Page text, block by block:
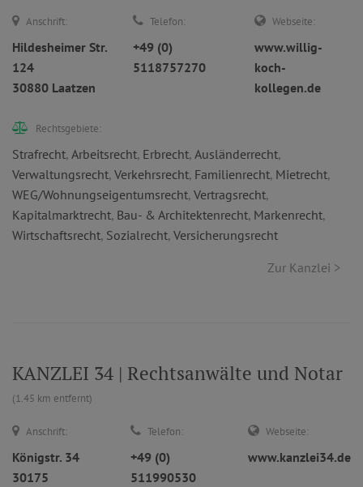
Anschrift:
Hildesheimer Str.
124
30880 Laatzen
Telefon:
+49 (0)
5118757270
Webseite:
www.willig-
koch-
kollegen.de
Rechtsgebiete:
Strafrecht, Arbeitsrecht, Erbrecht, Ausländerrecht,
Verwaltungsrecht, Verkehrsrecht, Familienrecht, Mietrecht,
WEG/Wohnungseigentumsrecht, Vertragsrecht,
Kapitalmarktrecht, Bau- & Architektenrecht, Markenrecht,
Wirtschaftsrecht, Sozialrecht, Versicherungsrecht
Zur Kanzlei >
KANZLEI 34 | Rechtsanwälte und Notar
(1.45 km entfernt)
Anschrift:
Königstr. 34
30175
Telefon:
+49 (0)
511990530
Webseite:
www.kanzlei34.de